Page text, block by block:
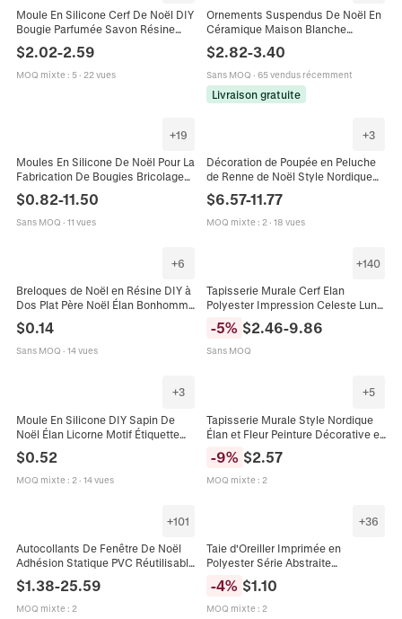
Moule En Silicone Cerf De Noël DIY
Bougie Parfumée Savon Résine
Artisanat Outil De Cuisson Décor
De Fête
$2.02-2.59
MOQ mixte: 5· 22 vues
Ornements Suspendus De Noël En
Céramique Maison Blanche
Nordique Père Noël Bonhomme De
Neige Élan Arbre Décoration Fête
$2.82-3.40
Sans MOQ · 65 vendus récemment
Livraison gratuite
+19
Moules En Silicone De Noël Pour La
Fabrication De Bougies Bricolage
Artisanat Sapin Élan Père Noël
Formes
$0.82-11.50
Sans MOQ · 11 vues
+3
Décoration de Poupée en Peluche
de Renne de Noël Style Nordique
Carreaux Rouges pour Maison
$6.57-11.77
MOQ mixte: 2· 18 vues
+6
Breloques de Noël en Résine DIY à
Dos Plat Père Noël Élan Bonhomme
de Neige Bonhomme de Pain
d'Épices Accessoires Décoratifs
pour Bricolage
$0.14
Sans MOQ · 14 vues
+140
Tapisserie Murale Cerf Elan
Polyester Impression Celeste Lune
Geometrique Boheme Style
Nordique Decoration Salon
Chambre
-5% $2.46-9.86
Sans MOQ
+3
Moule En Silicone DIY Sapin De
Noël Élan Licorne Motif Étiquette
Tablettes Parfumées Bijoux
$0.52
MOQ mixte: 2· 14 vues
+5
Tapisserie Murale Style Nordique
Élan et Fleur Peinture Décorative en
et Gland
-9% $2.57
MOQ mixte: 2
+101
Autocollants De Fenêtre De Noël
Adhésion Statique PVC Réutilisable
Double Face Père Noël Bonhomme
De Neige Élan Décor Pour Magasin
Maison
$1.38-25.59
MOQ mixte: 2
+36
Taie d'Oreiller Imprimée en
Polyester Série Abstraite
Géométrique Nordique Minimaliste
Moderne Elan Géométrie
Décoration de Salon
-4% $1.10
MOQ mixte: 2